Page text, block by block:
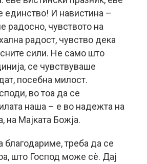
единство! И навистина –
радосно, чувството на
радост, чувство дека
сили. Не само што
се чувствуваше
посебна милост.
во тоа да се
наша – е во надежта на
на Мајката Божја.
благодариме, треба да се
што Господ може сè. Дај